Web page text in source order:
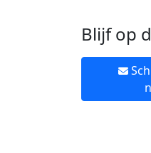
Blijf op